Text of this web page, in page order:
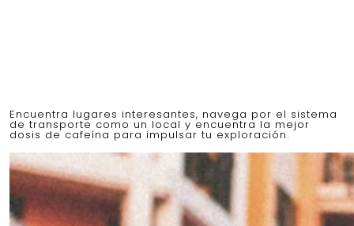
Encuentra lugares interesantes, navega por el sistema
de transporte como un local y encuentra la mejor
dosis de cafeína para impulsar tu exploración.